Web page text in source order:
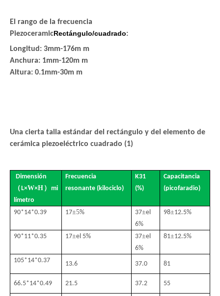
El rango de la frecuencia
PiezoceramicRectángulo/cuadrado:
Longitud: 3mm-176m m
Anchura: 1mm-120m m
Altura: 0.1mm-30m m
Una cierta talla estándar del rectángulo y del elemento de
cerámica piezoeléctrico cuadrado (1)
Dimensión
（L×W×H ） mi
límetro
Frecuencia
resonante (kilociclo)
K31
(%)
Capacitancia
(picofaradio)
90*14*0.39 17±5% 37±el
6%
98±12.5%
90*11*0.35 17±el 5% 37±el
6%
81±12.5%
105*14*0.37 13.6 37.0 81
66.5*14*0.49 21.5 37.2 55